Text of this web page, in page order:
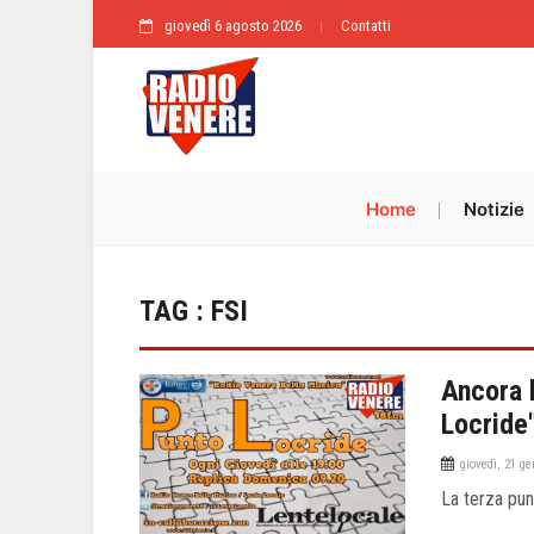
giovedì 6 agosto 2026 Contatti
Home Notizie
TAG : FSI
Ancora
giovedì, 21
La terza